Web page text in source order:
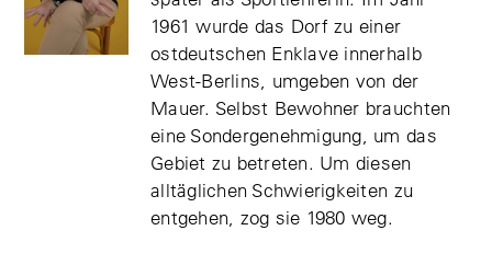
1961 wurde das Dorf zu einer
ostdeutschen Enklave innerhalb
West-Berlins, umgeben von der
Mauer. Selbst Bewohner brauchten
eine Sondergenehmigung, um das
Gebiet zu betreten. Um diesen
alltäglichen Schwierigkeiten zu
entgehen, zog sie 1980 weg.